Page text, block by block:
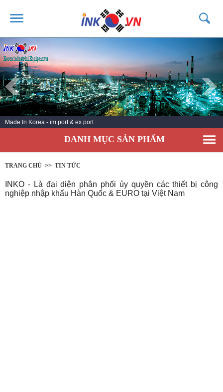
TRANG CHỦ
GIỚI THIỆU
SẢN PHẨM
DỊCH VỤ
TIN TỨC
KHÁCH HÀNG
Made In Korea - im port & ex port
DANH MỤC SẢN PHẨM
TRANG CHỦ >> TIN TỨC
INKO - Là đại diện phân phối ủy quyền các thiết bị công
nghiệp nhập khẩu Hàn Quốc & EURO tại Việt Nam